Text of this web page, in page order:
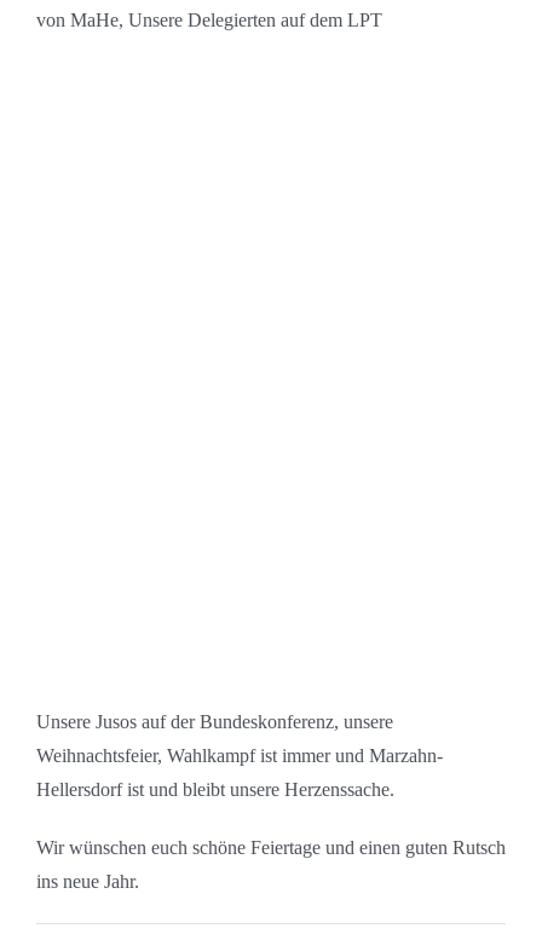
von MaHe, Unsere Delegierten auf dem LPT
Unsere Jusos auf der Bundeskonferenz, unsere
Weihnachtsfeier, Wahlkampf ist immer und Marzahn-
Hellersdorf ist und bleibt unsere Herzenssache.
Wir wünschen euch schöne Feiertage und einen guten Rutsch
ins neue Jahr.